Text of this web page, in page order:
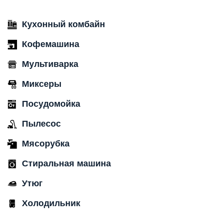
Кухонный комбайн
Кофемашина
Мультиварка
Миксеры
Посудомойка
Пылесос
Мясорубка
Стиральная машина
Утюг
Холодильник